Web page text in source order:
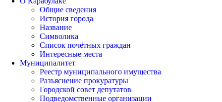
Общие сведения
История города
Название
Символика
Список почётных граждан
Интересные места
Муниципалитет
Реестр муниципального имущества
Разъяснение прокуратуры
Городской совет депутатов
Подведомственные организации